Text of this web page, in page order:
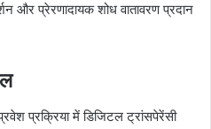
और प्रेरणादायक शोध वातावरण प्रदान
प्रक्रिया में डिजिटल ट्रांसपेरेंसी